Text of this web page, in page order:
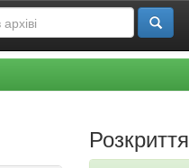
Розкриття